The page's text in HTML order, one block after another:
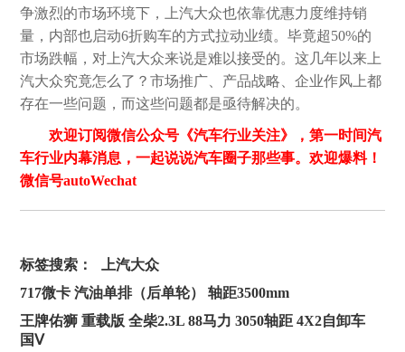
争激烈的市场环境下，上汽大众也依靠优惠力度维持销
量，内部也启动6折购车的方式拉动业绩。毕竟超50%的
市场跌幅，对上汽大众来说是难以接受的。这几年以来上
汽大众究竟怎么了？市场推广、产品战略、企业作风上都
存在一些问题，而这些问题都是亟待解决的。
欢迎订阅微信公众号《汽车行业关注》，第一时间汽
车行业内幕消息，一起说说汽车圈子那些事。欢迎爆料！
微信号autoWechat
标签搜索：
上汽大众
717微卡 汽油单排（后单轮） 轴距3500mm
王牌佑狮 重载版 全柴2.3L 88马力 3050轴距 4X2自卸车
国Ⅴ